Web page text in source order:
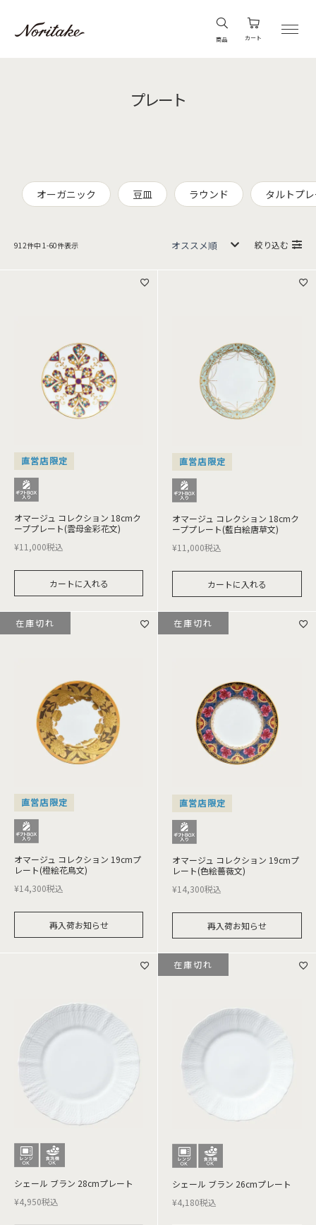
商品 カート
プレート
オーガニック 豆皿 ラウンド タルトプ
912件中 1 -60件表示 絞り込む
直営店限定
オマージュ コレクション 18cmク
ーププレート(雲母金彩花文)
¥11,000税込
カートに入れる
直営店限定
オマージュ コレクション 18cmク
ーププレート(藍白絵唐草文)
¥11,000税込
カートに入れる
直営店限定
オマージュ コレクション 19cmプ
レート(橙絵花鳥文)
¥14,300税込
再入荷お知らせ
在庫切れ
直営店限定
オマージュ コレクション 19cmプ
レート(色絵薔薇文)
¥14,300税込
再入荷お知らせ
在庫切れ
シェール ブラン 28cmプレート
¥4,950税込
シェール ブラン 26cmプレート
¥4,180税込
在庫切れ